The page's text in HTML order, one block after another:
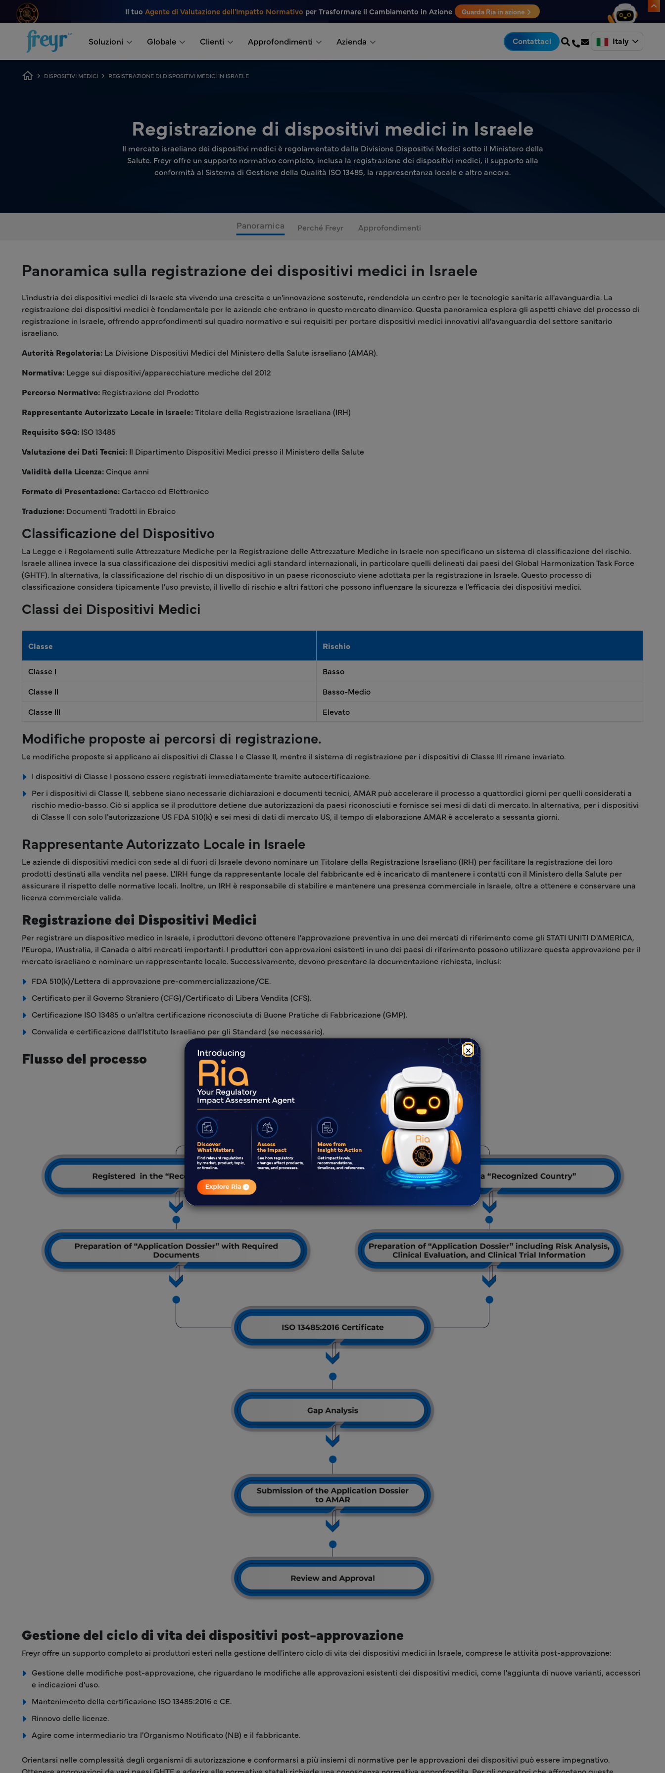
Salta al contenuto principale
×
Il tuo Agente di Valutazione dell'Impatto Normativo per Trasformare il Cambiamento in Azione Guarda Ria in azione
Soluzioni Globale Clienti Approfondimenti Azienda Contattaci Italy
Breadcrumb
DISPOSITIVI MEDICI REGISTRAZIONE DI DISPOSITIVI MEDICI IN ISRAELE
Registrazione di dispositivi medici in Israele
Il mercato israeliano dei dispositivi medici è regolamentato dalla Divisione Dispositivi Medici sotto il Ministero della
Salute. Freyr offre un supporto normativo completo, inclusa la registrazione dei dispositivi medici, il supporto alla
conformità al Sistema di Gestione della Qualità ISO 13485, la rappresentanza locale e altro ancora.
Panoramica Perché Freyr Approfondimenti
Panoramica sulla registrazione dei dispositivi medici in Israele
L'industria dei dispositivi medici di Israele sta vivendo una crescita e un'innovazione sostenute, rendendola un centro per le tecnologie sanitarie all'avanguardia. La
registrazione dei dispositivi medici è fondamentale per le aziende che entrano in questo mercato dinamico. Questa panoramica esplora gli aspetti chiave del processo di
registrazione in Israele, offrendo approfondimenti sul quadro normativo e sui requisiti per portare dispositivi medici innovativi all'avanguardia del settore sanitario
israeliano.
Autorità Regolatoria: La Divisione Dispositivi Medici del Ministero della Salute israeliano (AMAR).
Normativa: Legge sui dispositivi/apparecchiature mediche del 2012
Percorso Normativo: Registrazione del Prodotto
Rappresentante Autorizzato Locale in Israele:Titolare della Registrazione Israeliana (IRH)
Requisito SGQ: ISO 13485
Valutazione dei Dati Tecnici: Il Dipartimento Dispositivi Medici presso il Ministero della Salute
Validità della Licenza:Cinque anni
Formato di Presentazione:Cartaceo ed Elettronico
Traduzione: Documenti Tradotti in Ebraico
Classificazione del Dispositivo
La Legge e i Regolamenti sulle Attrezzature Mediche per la Registrazione delle Attrezzature Mediche in Israele non specificano un sistema di classificazione del rischio.
Israele allinea invece la sua classificazione dei dispositivi medici agli standard internazionali, in particolare quelli delineati dai paesi del Global Harmonization Task Force
(GHTF). In alternativa, la classificazione del rischio di un dispositivo in un paese riconosciuto viene adottata per la registrazione in Israele. Questo processo di
classificazione considera tipicamente l'uso previsto, il livello di rischio e altri fattori che possono influenzare la sicurezza e l'efficacia dei dispositivi medici.
Classi dei Dispositivi Medici
Classe Rischio
Classe I
Basso
Classe II
Basso-Medio
Classe III
Elevato
Modifiche proposte ai percorsi di registrazione.
Le modifiche proposte si applicano ai dispositivi di Classe I e Classe II, mentre il sistema di registrazione per i dispositivi di Classe III rimane invariato.
I dispositivi di Classe I possono essere registrati immediatamente tramite autocertificazione.
Per i dispositivi di Classe II, sebbene siano necessarie dichiarazioni e documenti tecnici, AMAR può accelerare il processo a quattordici giorni per quelli considerati a
rischio medio-basso. Ciò si applica se il produttore detiene due autorizzazioni da paesi riconosciuti e fornisce sei mesi di dati di mercato. In alternativa, per i dispositivi
di Classe II con solo l'autorizzazione US FDA 510(k) e sei mesi di dati di mercato US, il tempo di elaborazione AMAR è accelerato a sessanta giorni.
Rappresentante Autorizzato Locale in Israele
Le aziende di dispositivi medici con sede al di fuori di Israele devono nominare un Titolare della Registrazione Israeliano (IRH) per facilitare la registrazione dei loro
prodotti destinati alla vendita nel paese. L'IRH funge da rappresentante locale del fabbricante ed è incaricato di mantenere i contatti con il Ministero della Salute per
assicurare il rispetto delle normative locali. Inoltre, un IRH è responsabile di stabilire e mantenere una presenza commerciale in Israele, oltre a ottenere e conservare una
licenza commerciale valida.
Registrazione dei Dispositivi Medici
Per registrare un dispositivo medico in Israele, i produttori devono ottenere l'approvazione preventiva in uno dei mercati di riferimento come gli STATI UNITI D'AMERICA,
l'Europa, l'Australia, il Canada o altri mercati importanti. I produttori con approvazioni esistenti in uno dei paesi di riferimento possono utilizzare questa approvazione per il
mercato israeliano e nominare un rappresentante locale. Successivamente, devono presentare la documentazione richiesta, inclusi:
FDA 510(k)/Lettera di approvazione pre-commercializzazione/CE.
Certificato per il Governo Straniero (CFG)/Certificato di Libera Vendita (CFS).
Certificazione ISO 13485 o un'altra certificazione riconosciuta di Buone Pratiche di Fabbricazione (GMP).
Convalida e certificazione dall'Istituto Israeliano per gli Standard (se necessario).
Flusso del processo
Gestione del ciclo di vita dei dispositivi post-approvazione
Freyr offre un supporto completo ai produttori esteri nella gestione dell'intero ciclo di vita dei dispositivi medici in Israele, comprese le attività post-approvazione:
Gestione delle modifiche post-approvazione, che riguardano le modifiche alle approvazioni esistenti dei dispositivi medici, come l'aggiunta di nuove varianti, accessori
e indicazioni d'uso.
Mantenimento della certificazione ISO 13485:2016 e CE.
Rinnovo delle licenze.
Agire come intermediario tra l'Organismo Notificato (NB) e il fabbricante.
Orientarsi nelle complessità degli organismi di autorizzazione e conformarsi a più insiemi di normative per le approvazioni dei dispositivi può essere impegnativo.